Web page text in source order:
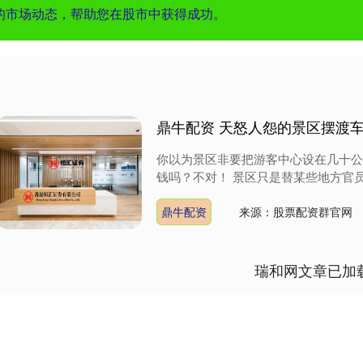
场动态，帮助您在股市中获得成功。
鼎牛配资 天怒人怨的景区摆渡
你以为景区非要把游客中心设在几十
钱吗？不对！ 景区只是替某些地方官
鼎牛配资 来源：股票配资群官网
瑞和网文章已加